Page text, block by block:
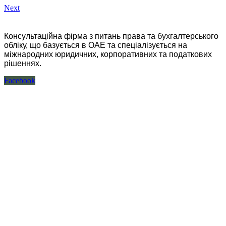
Next
Консультаційна фірма з питань права та бухгалтерського
обліку, що базується в ОАЕ та спеціалізується на
міжнародних юридичних, корпоративних та податкових
рішеннях.
Facebook